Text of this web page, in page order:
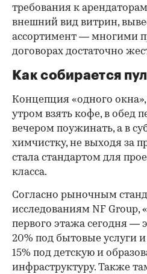
требования к
внешний вид витрин,
ассортимент — многими
договорах достаточно
Как собирается пул
Концепция «одного
утром взять кофе, в обед
вечером поужинать, а в
химчистку, не выходя за
стала стандартом для
класса.
Согласно рыночным
исследованиям NF Group,
первого этажа сегодня —
20% под бытовые услуги
15% под детскую и
инфраструктуру. Также